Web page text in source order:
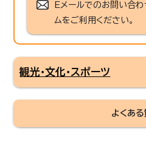
Eメールでのお問い合
ムをご利用ください。
観光・文化・スポーツ
よくある